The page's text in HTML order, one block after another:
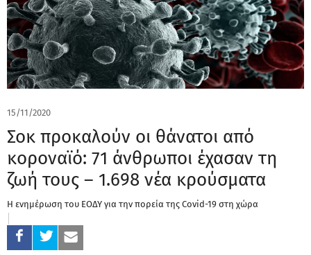
15/11/2020
Σοκ προκαλούν οι θάνατοι από
κοροναϊό: 71 άνθρωποι έχασαν τη
ζωή τους – 1.698 νέα κρούσματα
Η ενημέρωση του ΕΟΔΥ για την πορεία της Covid-19 στη χώρα